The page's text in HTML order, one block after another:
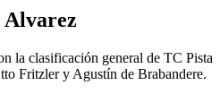
Alvarez
la clasificación general de TC Pista
Fritzler y Agustín de Brabandere.